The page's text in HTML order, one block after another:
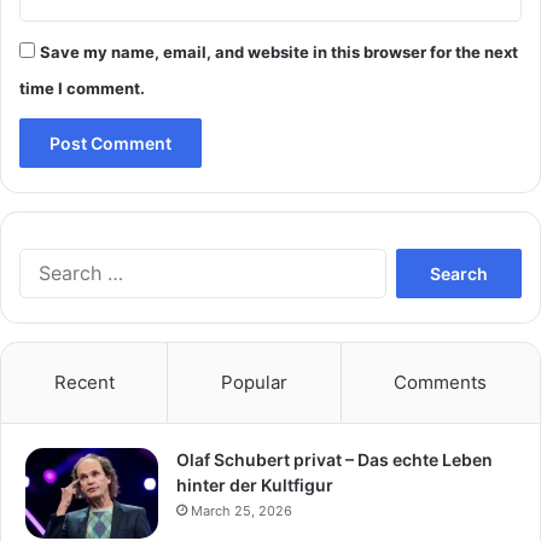
Save my name, email, and website in this browser for the next
time I comment.
Recent Popular Comments
Olaf Schubert privat – Das echte Leben
hinter der Kultfigur
March 25, 2026